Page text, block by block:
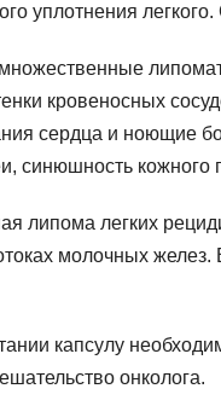
уплотнения
кровеносных
сердца и ноющие
синюшность кожного
липома легких
молочных желез.
капсулу
онколога.